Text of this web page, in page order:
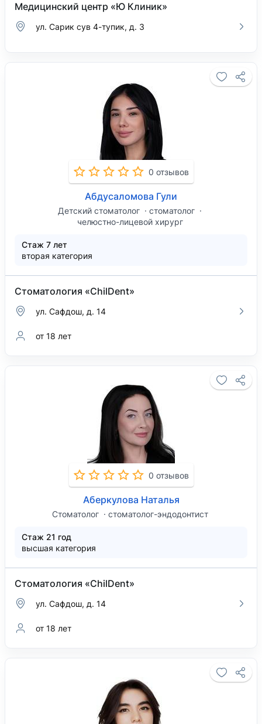
Медицинский центр «Ю Клиник»
ул. Сарик сув 4-тупик, д. 3
0 отзывов
Абдусаломова Гули
Детский стоматолог
стоматолог
челюстно-лицевой хирург
Стаж 7 лет
вторая категория
Стоматология «ChilDent»
ул. Сафдош, д. 14
от 18 лет
0 отзывов
Аберкулова Наталья
Стоматолог стоматолог-эндодонтист
Стаж 21 год
высшая категория
Стоматология «ChilDent»
ул. Сафдош, д. 14
от 18 лет